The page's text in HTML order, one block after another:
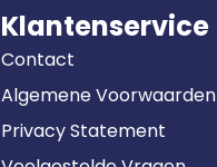
Klantenservice
Contact
Algemene Voorwaarden
Privacy Statement